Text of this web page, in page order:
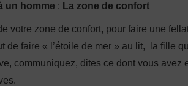
un homme : La zone de confort
votre zone de confort, pour faire une
de faire « l’étoile de mer » au lit, la fille
communiquez, dites ce dont vous avez